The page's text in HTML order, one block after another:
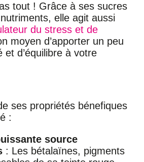
tout ! Grâce à ses sucres
elle agit aussi
du stress et de
moyen d’apporter un peu
et d’équilibre à votre
ses propriétés bénefiques
:
source
: Les bétalaïnes, pigments